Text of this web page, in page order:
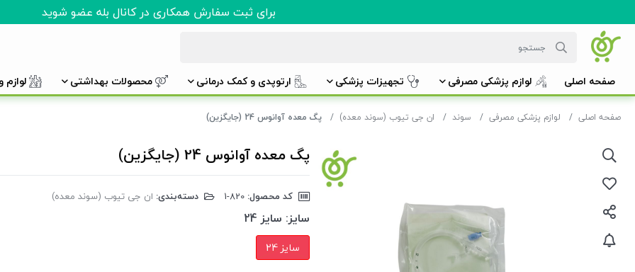
برای ثبت سفارش همکاری در کانال بله عضو شوید
صفحه اصلی لوازم پزشکی مصرفی تجهیزات پزشکی ارتوپدی و کمک درمانی محصولات بهداشتی
صفحه اصلی لوازم پزشکی مصرفی سوند ان جی تیوب (سوند معده) پگ معده آوانوس 24 (جایگزین)
پگ معده آوانوس 24 (جایگزین)
کد محصول: دسته‌بندی: ان جی تیوب (سوند معده)
سایز: سایز 24
سایز 24